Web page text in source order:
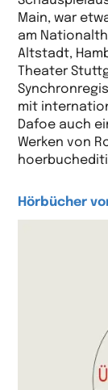
Main, war
am
Altstadt,
Theater
mit
Dafoe auch
Werken von
Hörbücher